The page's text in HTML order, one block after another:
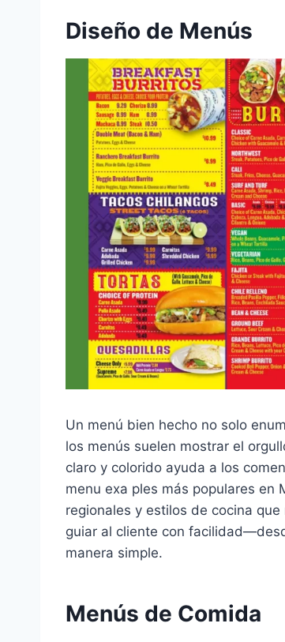
Diseño de Menús
Un menú bien hecho no solo
los menús suelen mostrar el
claro y colorido ayuda a los
menu exa ples más populares en
regionales y estilos de cocina
guiar al cliente con
manera simple.
Menús de Comida